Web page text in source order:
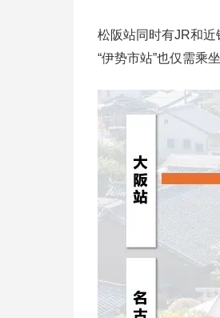
松阪站同时有JR和
“伊势市站”也仅需乘